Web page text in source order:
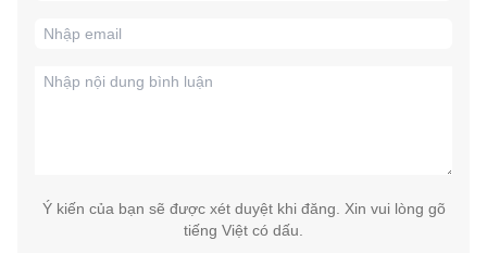
Ý kiến của bạn sẽ được xét duyệt khi đăng. Xin vui lòng gõ
tiếng Việt có dấu.